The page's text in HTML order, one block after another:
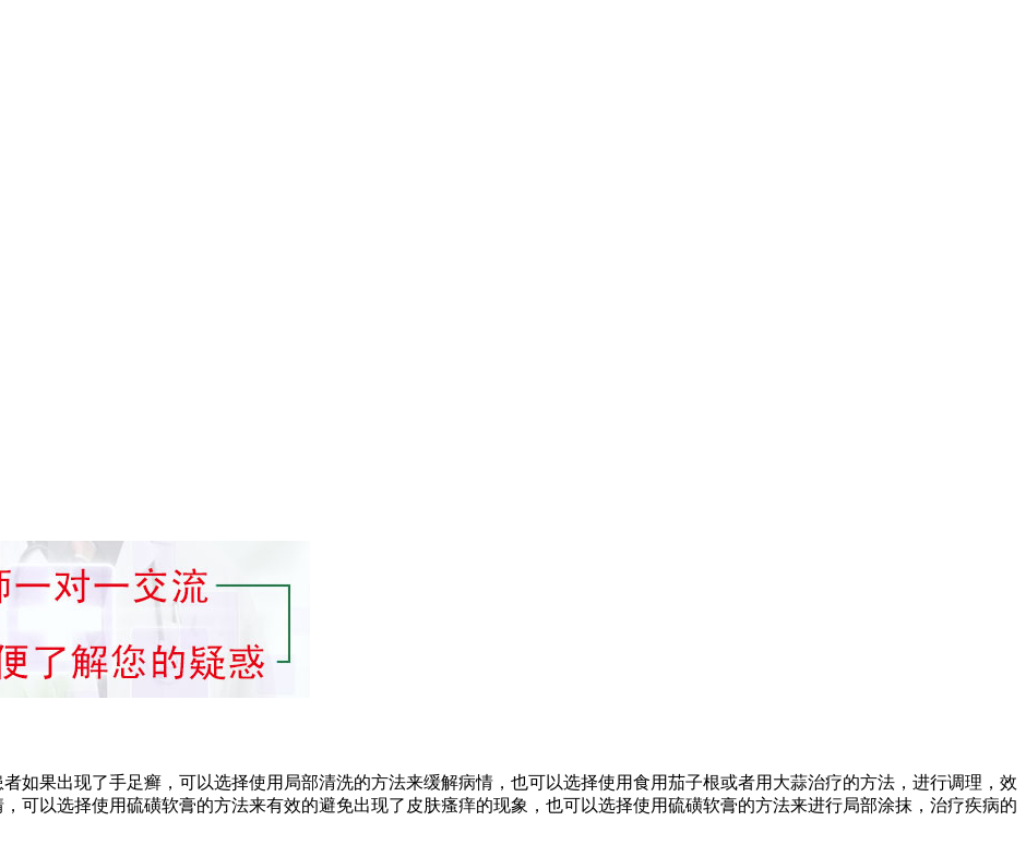
如果出现了手足癣，可以选择使用局部清洗的方法来缓解病情，也可以选择使用食用茄子根或者用大蒜治疗的方法，进行调理，效
可以选择使用硫磺软膏的方法来有效的避免出现了皮肤瘙痒的现象，也可以选择使用硫磺软膏的方法来进行局部涂抹，治疗疾病的